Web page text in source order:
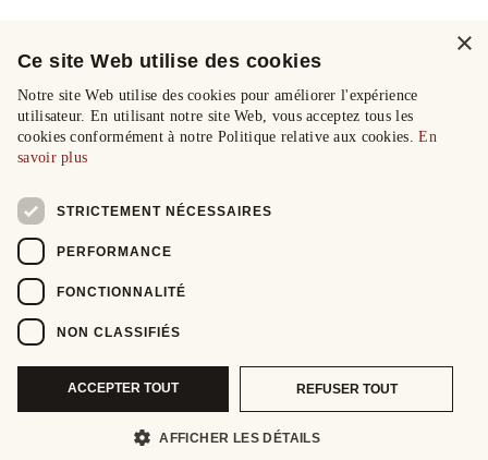
×
Ce site Web utilise des cookies
Notre site Web utilise des cookies pour améliorer l'expérience
utilisateur. En utilisant notre site Web, vous acceptez tous les
cookies conformément à notre Politique relative aux cookies.En
savoir plus
STRICTEMENT NÉCESSAIRES
PERFORMANCE
FONCTIONNALITÉ
NON CLASSIFIÉS
ACCEPTER TOUT REFUSER TOUT
AFFICHER LES DÉTAILS